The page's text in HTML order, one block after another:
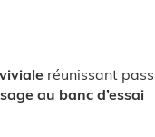
réunissant
au banc d’essai